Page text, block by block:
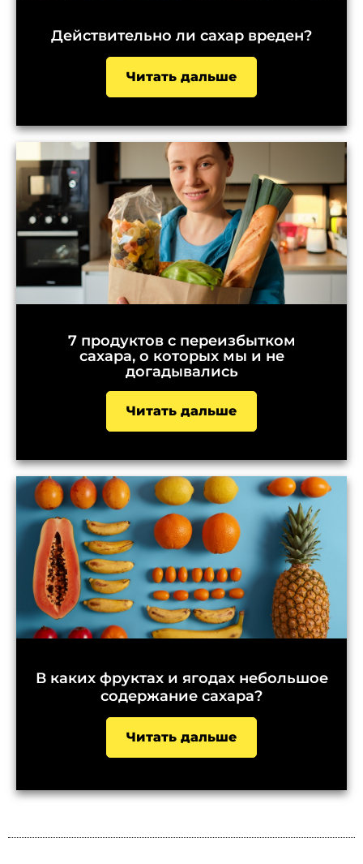
Действительно ли сахар вреден?
Читать дальше
7 продуктов с переизбытком
сахара, о которых мы и не
догадывались
Читать дальше
В каких фруктах и ягодах небольшое
содержание сахара?
Читать дальше